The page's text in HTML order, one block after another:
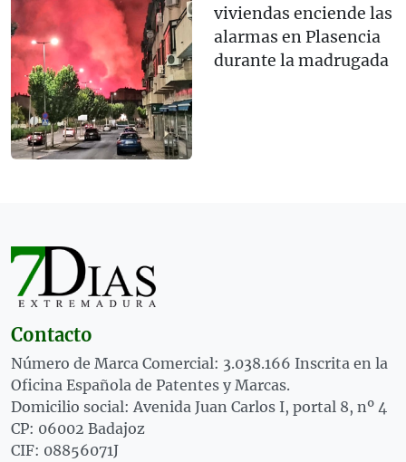
viviendas enciende las
alarmas en Plasencia
durante la madrugada
Contacto
Número de Marca Comercial: 3.038.166 Inscrita en la
Oficina Española de Patentes y Marcas.
Domicilio social: Avenida Juan Carlos I, portal 8, nº 4
CP: 06002 Badajoz
CIF: 08856071J